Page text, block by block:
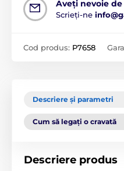
Aveți nevoie de
Scrieți-ne
Cod produs: P7658
Descriere și parametri
Cum să legați o cravată
Descriere produs